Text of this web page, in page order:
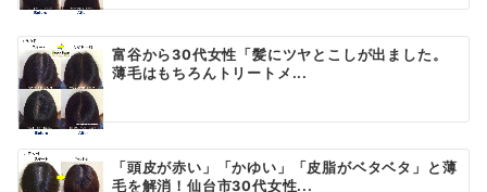
富谷から30代女性「髪にツヤとこしが出ました。
薄毛はもちろんトリートメ...
「頭皮が赤い」「かゆい」「皮脂がベタベタ」と薄
毛を解消！仙台市30代女性...